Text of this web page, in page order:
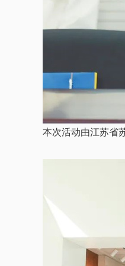
本次活动由江苏省